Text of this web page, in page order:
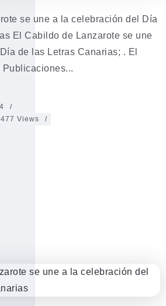
se une a la celebración del Día
El Cabildo de Lanzarote se une
de las Letras Canarias; . El
477 Views